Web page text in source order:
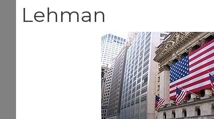
Lehman